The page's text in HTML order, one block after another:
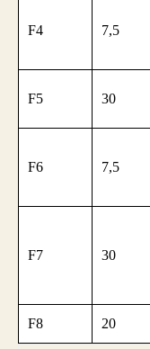
F4 7,5
F5 30
F6 7,5
F7 30
F8 20